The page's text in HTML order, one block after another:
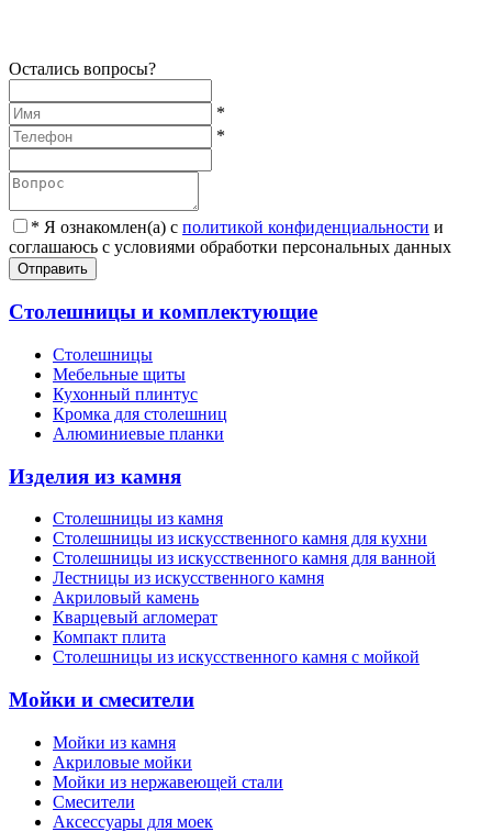
Остались вопросы?
*
*
* Я ознакомлен(а) с политикой конфиденциальности и
соглашаюсь с условиями обработки персональных данных
Отправить
Столешницы и комплектующие
Столешницы
Мебельные щиты
Кухонный плинтус
Кромка для столешниц
Алюминиевые планки
Изделия из камня
Столешницы из камня
Cтолешницы из искусственного камня для кухни
Cтолешницы из искусственного камня для ванной
Лестницы из искусственного камня
Акриловый камень
Кварцевый агломерат
Компакт плита
Столешницы из искусственного камня с мойкой
Мойки и смесители
Мойки из камня
Акриловые мойки
Мойки из нержавеющей стали
Смесители
Аксессуары для моек